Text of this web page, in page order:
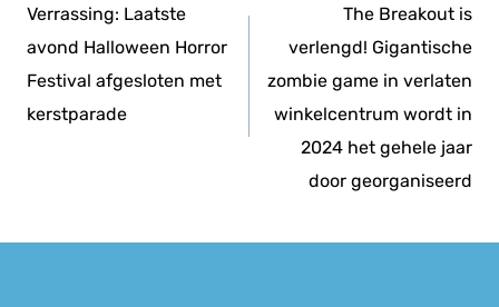
navigatie
Verrassing: Laatste
avond Halloween Horror
Festival afgesloten met
kerstparade
The Breakout is
verlengd! Gigantische
zombie game in verlaten
winkelcentrum wordt in
2024 het gehele jaar
door georganiseerd